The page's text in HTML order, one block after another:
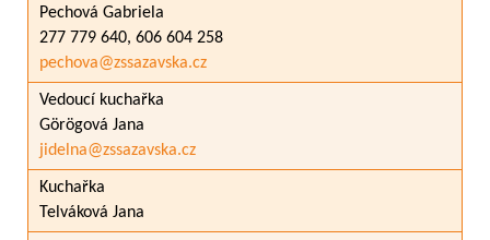
Pechová Gabriela
277 779 640, 606 604 258
pechova@zssazavska.cz
Vedoucí kuchařka
Görögová Jana
jidelna@zssazavska.cz
Kuchařka
Telváková Jana